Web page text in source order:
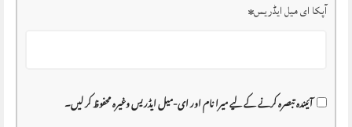
آپکا ای میل ایڈریس*
آئیندہ تبصرہ کرنے کے لیے میرا نام اور ای-میل ایڈریس وغیرہ محفوظ کر لیں۔